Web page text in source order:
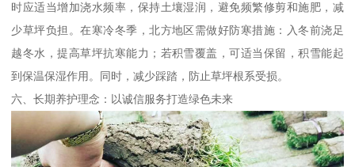
时应适当增加浇水频率，保持土壤湿润，避免频繁修剪和施肥，减
少草坪负担。在寒冷冬季，北方地区需做好防寒措施：入冬前浇足
越冬水，提高草坪抗寒能力；若积雪覆盖，可适当保留，积雪能起
到保温保湿作用。同时，减少踩踏，防止草坪根系受损。
六、长期养护理念：以诚信服务打造绿色未来